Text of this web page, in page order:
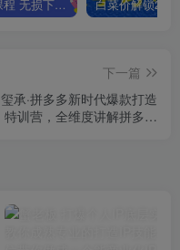
全网VIP课程 无损下载~
下一篇
玺承·拼多多新时代爆款打造
特训营，全维度讲解拼多多